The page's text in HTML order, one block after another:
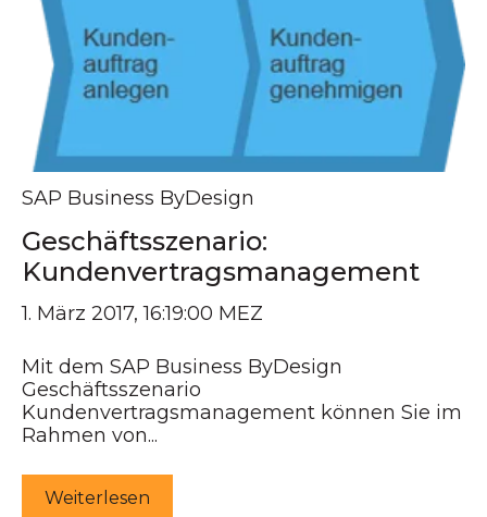
SAP Business ByDesign
Geschäftsszenario:
Kundenvertragsmanagement
1. März 2017, 16:19:00 MEZ
Mit dem SAP Business ByDesign
Geschäftsszenario
Kundenvertragsmanagement können Sie im
Rahmen von...
Weiterlesen